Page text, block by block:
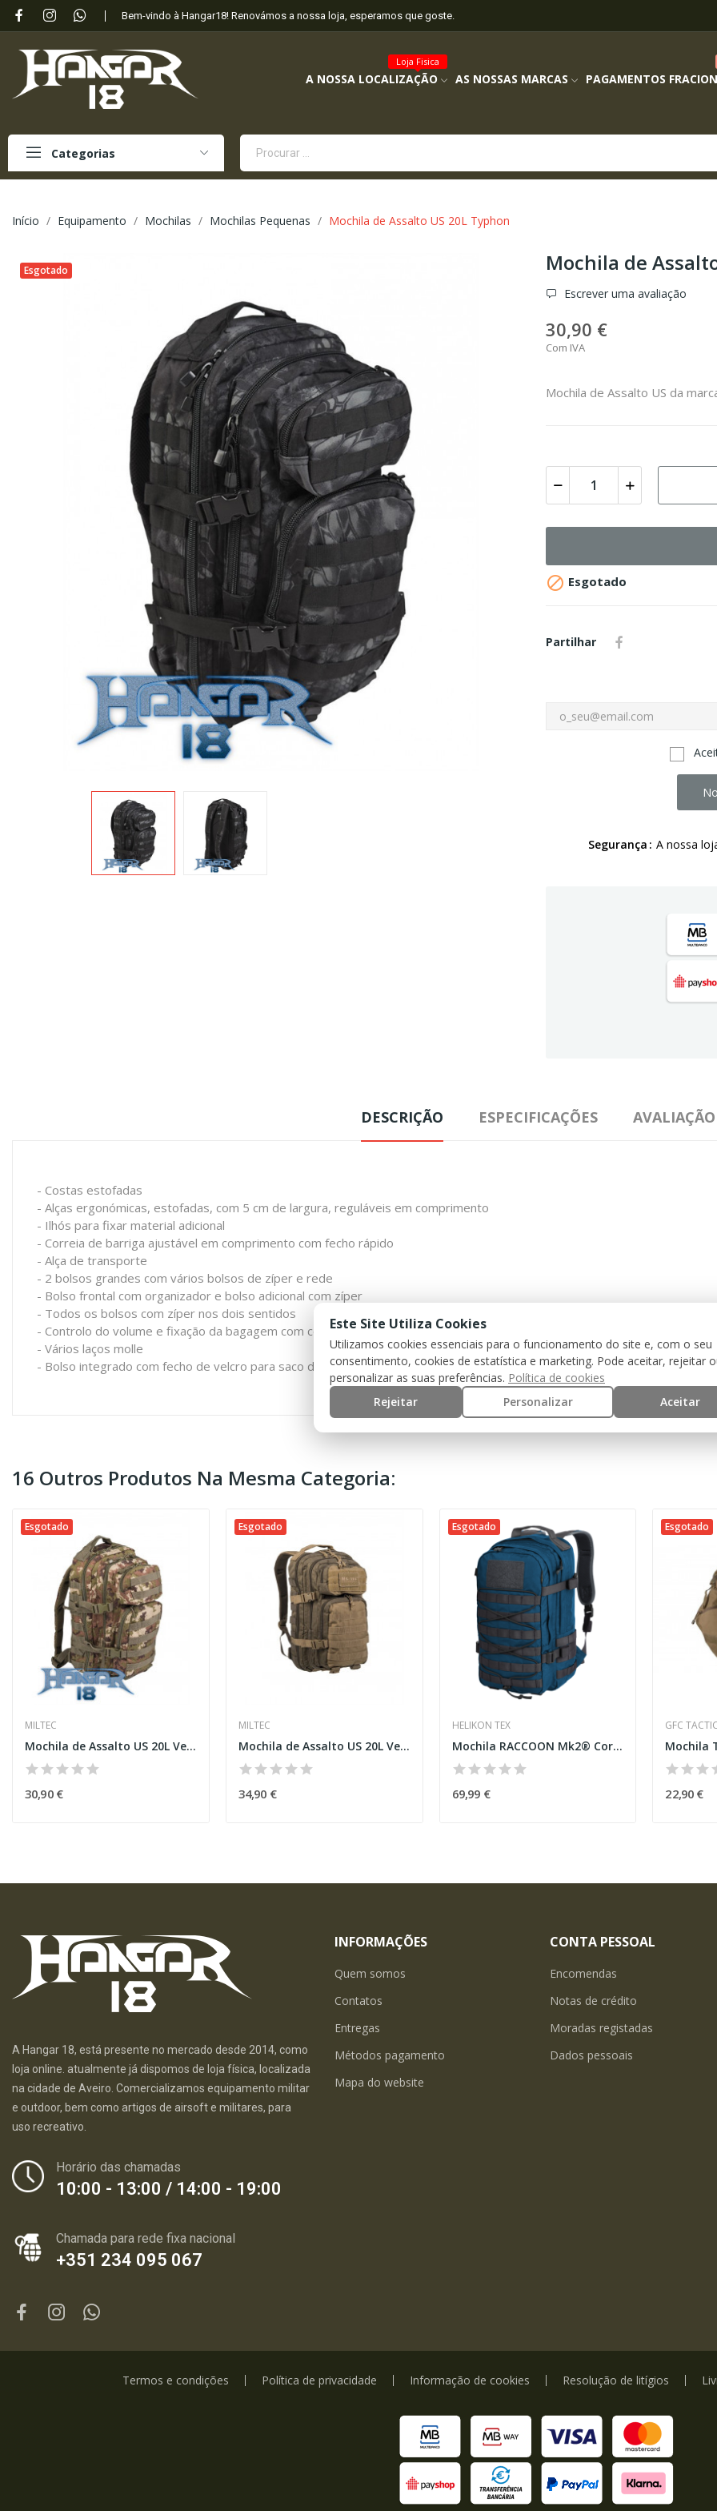
Bem-vindo à Hangar18! Renovámos a nossa loja, esperamos que goste.
A NOSSA LOCALIZAÇÃO
Loja Fisica
AS NOSSAS MARCAS PAGAMENTOS
Categorias
Início Equipamento Mochilas Mochilas Pequenas Mochila de Assalto US 20L Typhon
Esgotado Mochila de
Escrever uma avaliação
30,90 €
Com IVA
Mochila de Assalto US da
 Esgotado
Partilhar
Segurança A nossa
DESCRIÇÃO ESPECIFICAÇÕES AVALIAÇÃO
- Costas estofadas
- Alças ergonómicas, estofadas, com 5 cm de largura, reguláveis em comprimento
- Ilhós para fixar material adicional
- Correia de barriga ajustável em comprimento com fecho rápido
- Alça de transporte
- 2 bolsos grandes com vários bolsos de zíper e rede
- Bolso frontal com organizador e bolso adicional com zíper
- Todos os bolsos com zíper nos dois sentidos
- Controlo do volume e fixação da bagagem com correias de compressão laterais
- Vários laços molle
- Bolso integrado com fecho de velcro para saco de hidratação
16 Outros Produtos Na Mesma Categoria:
Esgotado
MILTEC
Mochila de Assalto US 20L Vegetato
30,90 €
Esgotado
MILTEC
Mochila de Assalto US 20L Verde...
34,90 €
Esgotado
HELIKON TEX
Mochila RACCOON Mk2® Cordura® Midnight Blue...
69,99 €
Esgotado
GFC
Mochila
22,90 €
A Hangar 18, está presente no mercado desde 2014, como
loja online. atualmente já dispomos de loja física, localizada
na cidade de Aveiro. Comercializamos equipamento militar
e outdoor, bem como artigos de airsoft e militares, para
uso recreativo.
Horário das chamadas
10:00 - 13:00 / 14:00 - 19:00
Chamada para rede fixa nacional
+351 234 095 067
INFORMAÇÕES
Quem somos
Contatos
Entregas
Métodos pagamento
Mapa do website
CONTA PESSOAL
Encomendas
Notas de crédito
Moradas registadas
Dados pessoais
Termos e condições Política de privacidade Informação de cookies Resolução de litígios
Este Site Utiliza Cookies
Utilizamos cookies essenciais para o funcionamento do site e, com o seu
consentimento, cookies de estatística e marketing. Pode aceitar, rejeitar
personalizar as suas preferências. Política de cookies
Rejeitar
Personalizar Aceitar